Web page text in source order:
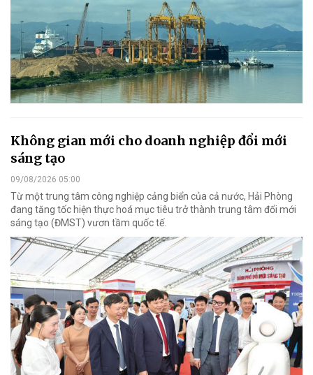
Không gian mới cho doanh nghiệp đổi mới
sáng tạo
09/08/2026 05:00
Từ một trung tâm công nghiệp cảng biển của cả nước, Hải Phòng
đang tăng tốc hiện thực hoá mục tiêu trở thành trung tâm đổi mới
sáng tạo (ĐMST) vươn tầm quốc tế.